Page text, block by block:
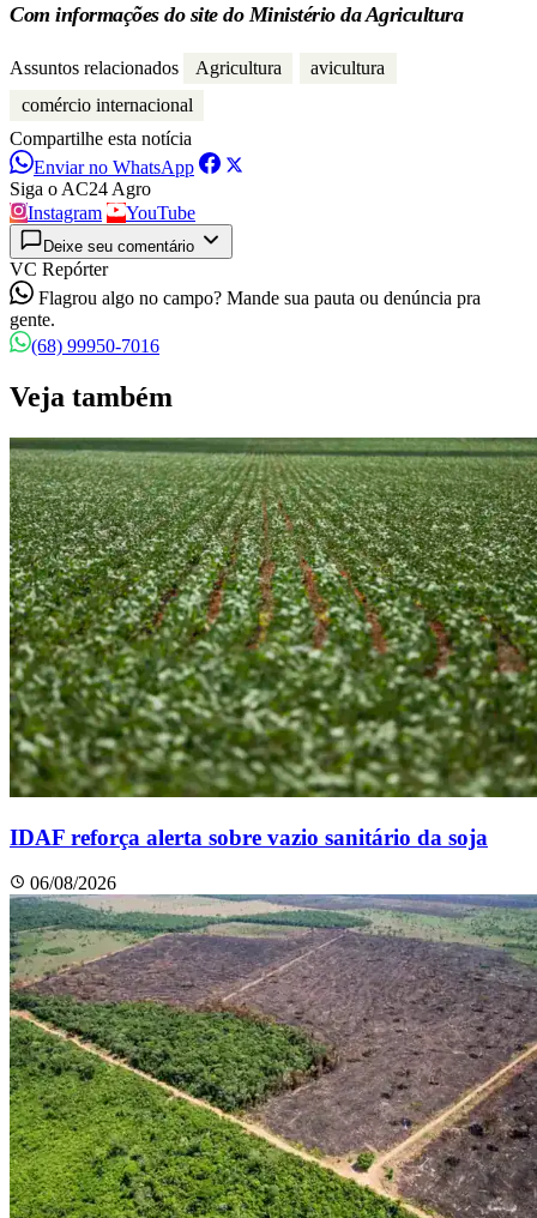
Com informações do site do Ministério da Agricultura
Assuntos relacionados Agricultura
avicultura
comércio internacional
Compartilhe esta notícia
Enviar no WhatsApp
Siga o AC24 Agro
Instagram
YouTube
Deixe seu comentário
VC Repórter
Flagrou algo no campo? Mande sua pauta ou denúncia pra
gente.
(68) 99950-7016
Veja também
IDAF reforça alerta sobre vazio sanitário da soja
06/08/2026